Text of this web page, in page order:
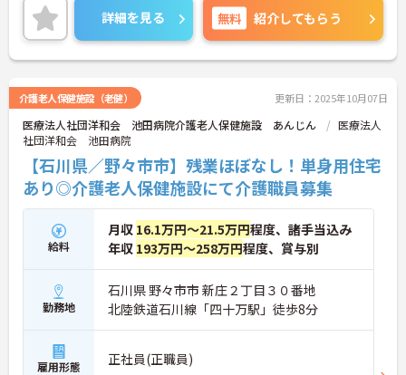
詳細をお話しいたしますのでお気軽にご相談くださ
い。
詳細を見る 無料 紹介してもらう
介護老人保健施設（老健） 更新日：2025年10月07日
医療法人社団洋和会 池田病院介護老人保健施設 あんじん
医療法人
社団洋和会 池田病院
【石川県／野々市市】残業ほぼなし！単身用住宅
あり◎介護老人保健施設にて介護職員募集
給料
月収 16.1万円～21.5万円程度、諸手当込み
年収 193万円～258万円程度、賞与別
勤務地
石川県 野々市市 新庄２丁目３０番地
北陸鉄道石川線「四十万駅」徒歩8分
雇用形態 正社員(正職員)